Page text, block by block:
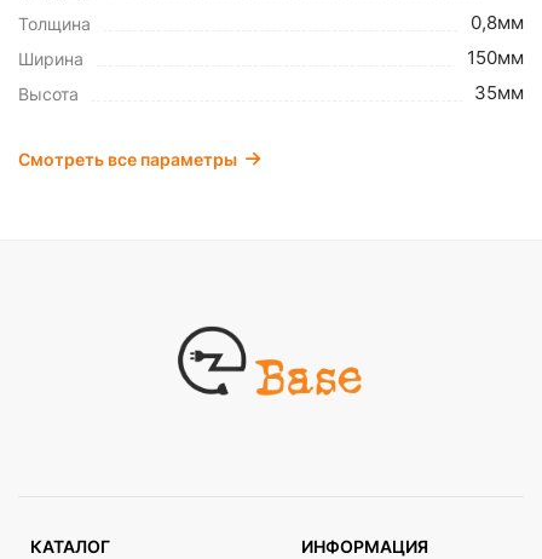
Толщина 0,8мм
Ширина 150мм
Высота 35мм
Смотреть все параметры
КАТАЛОГ ИНФОРМАЦИЯ